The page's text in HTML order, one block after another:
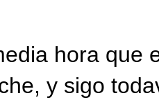
hora que
y sigo